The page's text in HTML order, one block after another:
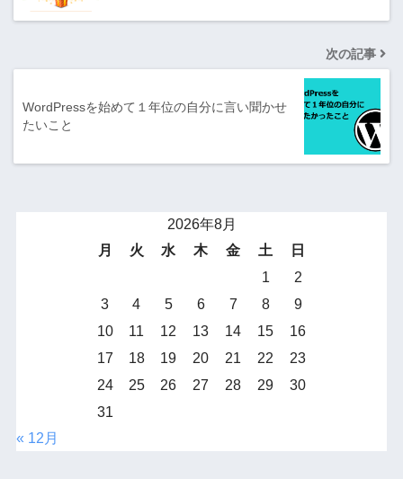
次の記事
WordPressを始めて１年位の自分に言い聞かせ
たいこと
2026年8月
月
火 水 木 金 土
日
1
2
3
4 5 6 7 8
9
10
11 12 13 14 15
16
17
18 19 20 21 22
23
24
25 26 27 28 29
30
31
« 12月